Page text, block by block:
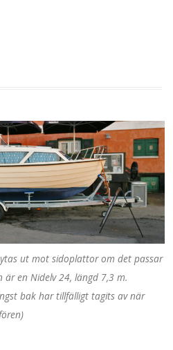
ut mot sidoplattor om det passar
en Nidelv 24, längd 7,3 m.
bak har tillfälligt tagits av när